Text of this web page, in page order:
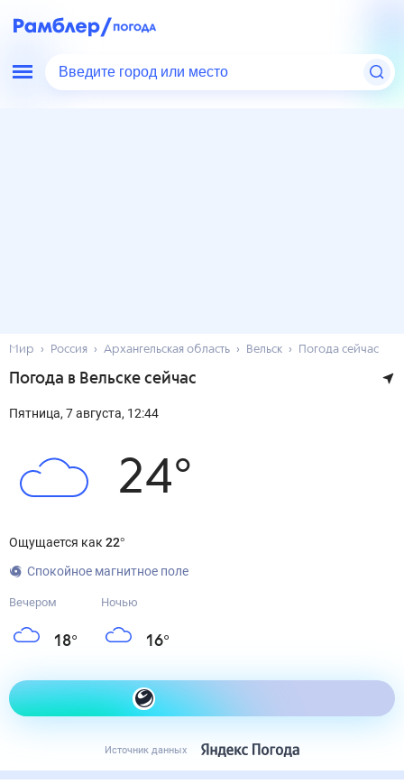
Введите город или место
Мир Россия Архангельская область Вельск Погода сейчас
Погода в Вельске сейчас
Пятница, 7августа, 12:44
24°
Ощущается как 22°
Спокойное магнитное поле
Вечером
18°
Ночью
16°
Как одеться сегодня
Источник данных